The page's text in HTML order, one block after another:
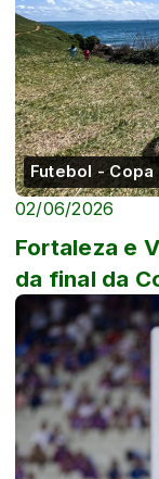
Futebol -
02/06/2026
Fortaleza e
da final da